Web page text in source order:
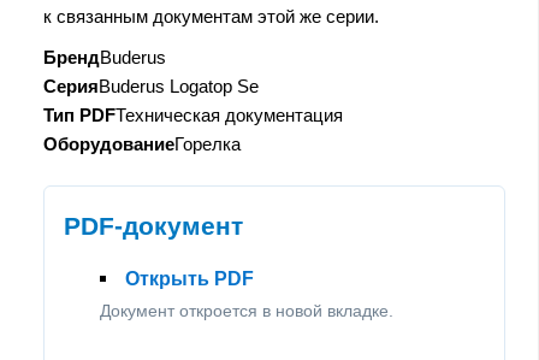
к связанным документам этой же серии.
БрендBuderus
СерияBuderus Logatop Se
Тип PDFТехническая документация
ОборудованиеГорелка
PDF-документ
Открыть PDF
Документ откроется в новой вкладке.